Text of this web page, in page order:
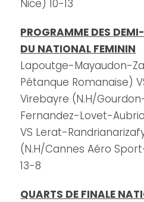
Nice) 10-13
PROGRAMME DES
DU NATIONAL FEMININ
Lapoutge-Mayaudon-
Pétanque Romanaise)
Virebayre (N.H/
Fernandez-Lovet-
VS Lerat-
(N.H/Cannes Aéro
13-8
QUARTS DE FINALE